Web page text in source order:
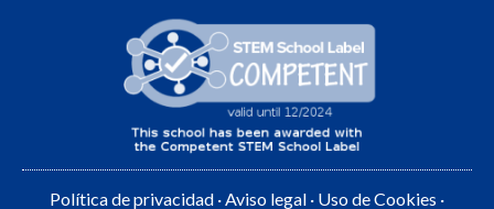
Política de privacidad ·Aviso legal · Uso de Cookies ·